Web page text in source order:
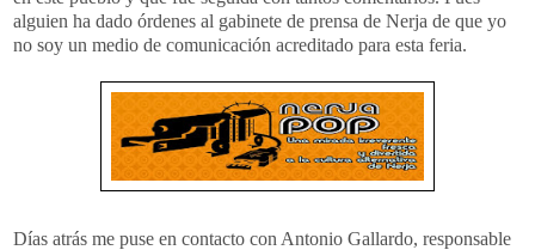
alguien ha dado órdenes al gabinete de prensa de Nerja de que yo
no soy un medio de comunicación acreditado para esta feria.
Días atrás me puse en contacto con Antonio Gallardo, responsable